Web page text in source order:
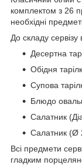
комплектом з 26
необхідні
До складу сервізу
Десертна
Обідня
Супова
Блюдо
Салатник
Салатник (Ø
Всі предмети
гладким